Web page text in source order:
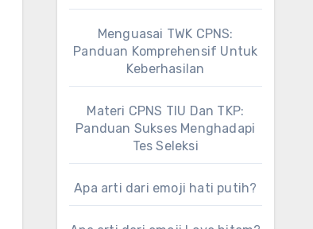
Menguasai TWK CPNS:
Panduan Komprehensif Untuk
Keberhasilan
Materi CPNS TIU Dan TKP:
Panduan Sukses Menghadapi
Tes Seleksi
Apa arti dari emoji hati putih?